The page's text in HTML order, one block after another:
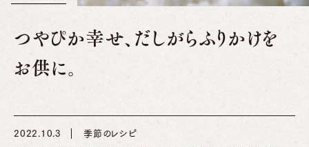
つやぴか幸せ、だしがらふりかけを
お供に。
2022.10.3 季節のレシピ